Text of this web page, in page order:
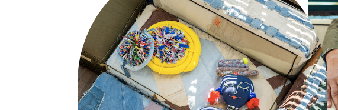
всем нужно научиться существовать.